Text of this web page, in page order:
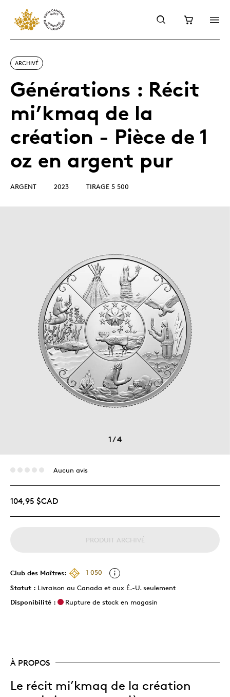
ARCHIVÉ
Générations : Récit
mi’kmaq de la
création - Pièce de 1
oz en argent pur
ARGENT 2023 TIRAGE 5 500
1/4
Aucun avis
104,95 $CAD
PRODUIT ARCHIVÉ
Club des Maîtres:
1 050
Statut : Livraison au Canada et aux É.-U. seulement
Disponibilité :
Rupture de stock en magasin
À PROPOS
Le récit mi’kmaq de la création